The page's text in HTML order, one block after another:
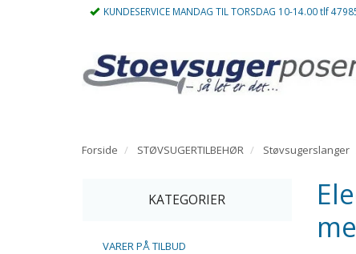
KUNDESERVICE MANDAG TIL TORSDAG 10-14.00 tlf
Forside STØVSUGERTILBEHØR Støvsugerslanger
KATEGORIER
VARER PÅ TILBUD